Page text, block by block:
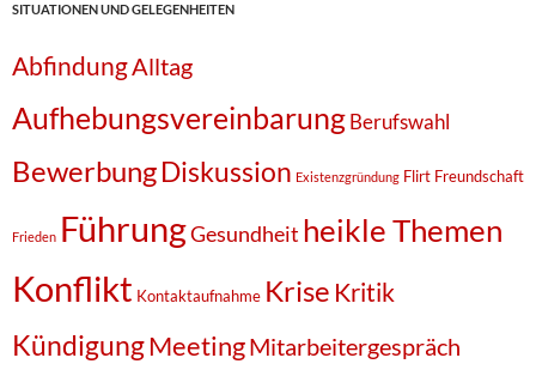
SITUATIONEN UND GELEGENHEITEN
AbfindungAlltag
AufhebungsvereinbarungBerufswahl
BewerbungDiskussion Existenzgründung Flirt Freundschaft
Frieden FührungGesundheit heikle Themen
Konflikt Kontaktaufnahme Krise Kritik
KündigungMeetingMitarbeitergespräch